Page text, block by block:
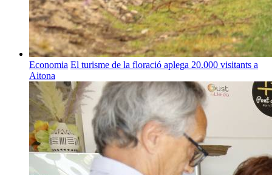
Economia El turisme de la floració aplega 20.000 visitants a
Aitona